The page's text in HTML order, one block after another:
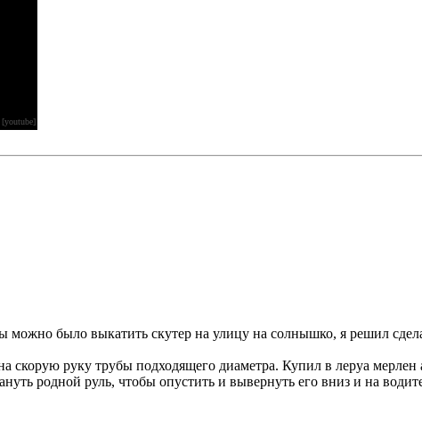
[youtube]
можно было выкатить скутер на улицу на солнышко, я решил
скорую руку трубы подходящего диаметра. Купил в леруа
родной руль, чтобы опустить и вывернуть его вниз и на